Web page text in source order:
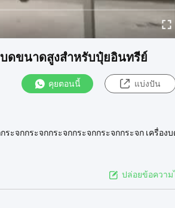
บดขนาดสูงสําหรับปุ๋ยอินทรีย์
คุยตอนนี้ แบ่งปัน
ะจกกระจกกระจกกระจกกระจกกระจก เครื่องบ
ปล่อยข้อความ